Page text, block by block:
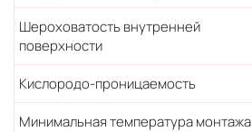
Шероховатость внутренней
поверхности
Кислородо-проницаемость
Минимальная температура монтажа